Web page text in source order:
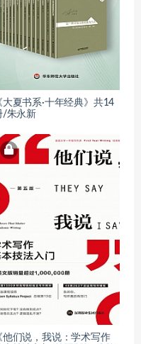
大夏书系·十年经典》共14
/朱永新
他们说，我说：学术写作